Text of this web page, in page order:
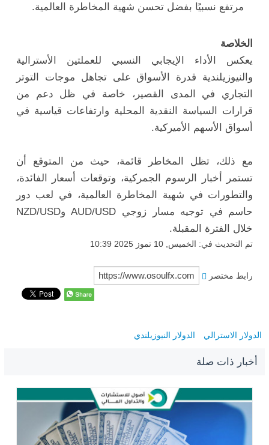
مرتفع نسبيًا بفضل تحسن شهية المخاطرة العالمية.
الخلاصة
يعكس الأداء الإيجابي النسبي للعملتين الأسترالية
والنيوزيلندية قدرة الأسواق على تجاهل موجات التوتر
التجاري في المدى القصير، خاصة في ظل دعم من
قرارات السياسة النقدية المحلية وارتفاعات قياسية في
أسواق الأسهم الأميركية.
مع ذلك، تظل المخاطر قائمة، حيث من المتوقع أن
تستمر أخبار الرسوم الجمركية، وتوقعات أسعار الفائدة،
والتطورات في شهية المخاطرة العالمية، في لعب دور
حاسم في توجيه مسار زوجي AUD/USD وNZD/USD
خلال الفترة المقبلة.
تم التحديث في: الخميس, 10 تموز 2025 10:39
رابط مختصر
الدولار الاسترالي الدولار النيوزيلندي
أخبار ذات صلة